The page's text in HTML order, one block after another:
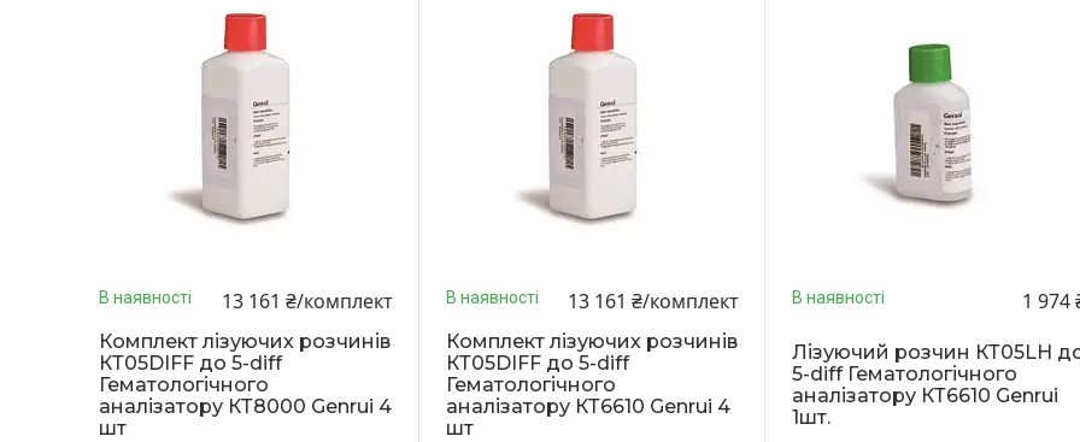
В наявності 13 161 ₴/комплект
Комплект лізуючих розчинів
КТ05DIFF до 5-diff
Гематологічного
аналізатору КТ8000 Genrui 4
шт
В наявності 13 161 ₴/комплект
Комплект лізуючих розчинів
КТ05DIFF до 5-diff
Гематологічного
аналізатору КТ6610 Genrui 4
шт
В наявності 1 974
Лізуючий розчин КТ05LH
5-diff Гематологічного
аналізатору КТ6610 Genrui
1шт.